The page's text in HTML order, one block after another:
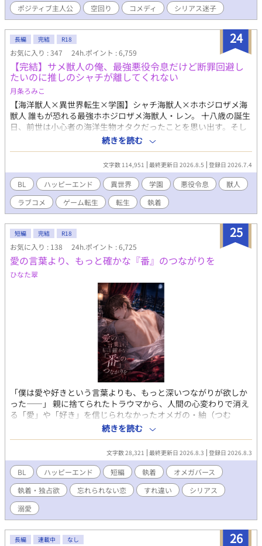
ポジティブ主人公 空回り コメディ シリアス迷子
24
長編 完結 R18
お気に入り : 347 24h.ポイント : 6,759
【完結】サメ獣人の俺、最強悪役令息だけど断罪回避し
たいのに推しのシャチが離してくれない
月条ろみこ
【海洋獣人×異世界転生×学園】シャチ海獣人×ホホジロザメ海
獣人 誰もが恐れる最強ホホジロザメ海獣人・レン。 十八歳の誕生
日、前世は小心者の海洋生物オタクだったことを思い出す。そし
て、この世界がBLゲームで、自分が断罪エンドを迎える悪役令息
だと知ってしまう。 処刑を回避する方法はただ一つ。 主人公を攻
略し、自分のルートへ引き込むこと。 ……のはずだった。 なぜか
ゲームには存在しないはずのシャチの海獣人が現れ、主人公との
攻略ルートをことごとく邪魔してくる。 しかも、その執着の矛先
は――なぜか俺!? バトルあり、笑いあり、キュンあり！ 最強なの
に小心者なホホジロザメが、推しのシャチに振り回される学園ラ
ブコメBL！ 🚫無断転載・AI学習禁止 終盤に性的描写が入る予定で
すので、R18としています。 ※がつく話には性描写があります。
本作はfujossy小説大賞にエントリー中です。少しでも面白いと思
っていただけましたら、投票して応援してくだされば幸いです。
続きを読む
文字数 114,951 最終更新日 2026.8.5 登録日 2026.7.4
BL ハッピーエンド 異世界 学園 悪役令息
獣人
ラブコメ
ゲーム転生 転生 執着
25
短編 完結 R18
お気に入り : 138 24h.ポイント : 6,725
愛の言葉より、もっと確かな『番』のつながりを
ひなた翠
「僕は愛や好きという言葉よりも、もっと深いつながりが欲しか
った――」 親に捨てられたトラウマから、人間の心変わりで消え
る「愛」や「好き」を信じられなかったオメガの・紬（つむ
ぎ）。 彼は、仕事も容姿も完璧なエリートアルファ・蘇芳慧人
（すおう けいと）と3年間同棲していたが、法的な確証も番の契
りもない「縛らない現代的な関係」に耐えきれず、ある夜、身一
つで彼の元を去る。 「お前はただ、黙って俺の側にいればいい」
そう言って自分を溺愛してくれていると信じていた慧人だった
が、紬が残していったのは『今までありがとうございました』と
いう冷たい一言と、お揃いのプラチナリングだけだった。 「自
由」という名の傲慢が、どれほど彼を傷つけていたのかを知った
慧人は、気が狂ったように紬を捜し求める。 これは、愛を恐れた
「本当の運命」を掴み取るまでの、切なくも溺愛に満ちた再会ラ
続きを読む
文字数 28,321 最終更新日 2026.8.3 登録日 2026.8.3
BL ハッピーエンド 短編 執着
オメガバース
執着・独占欲
忘れられない恋 すれ違い
シリアス
溺愛
26
長編 連載中 なし